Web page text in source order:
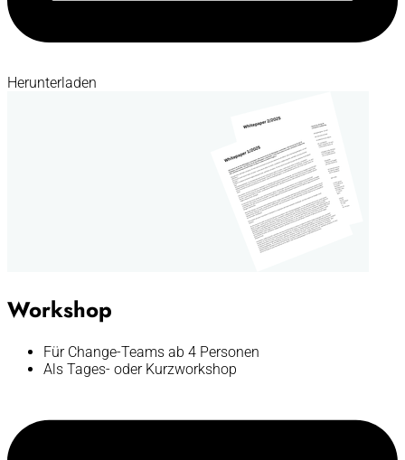
Herunterladen
Workshop
Für Change-Teams ab 4 Personen
Als Tages- oder Kurzworkshop